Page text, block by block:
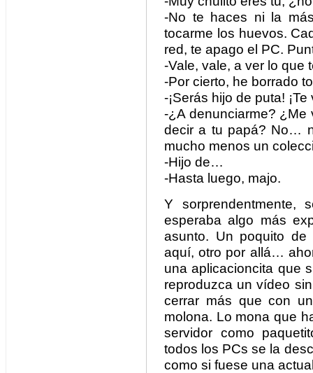
-No te haces ni la
tocarme los huevos.
red, te apago el PC.
-Vale, vale, a ver lo que
-Por cierto, he borrado
-¡Serás hijo de puta!
-¿A denunciarme?
decir a tu papá? No…
mucho menos un
-Hijo de…
-Hasta luego, majo.
Y sorprendentmente,
esperaba algo más
asunto. Un poquito
aquí, otro por allá…
una aplicacioncita que
reproduzca un vídeo
cerrar más que con
molona. Lo mona que
servidor como
todos los PCs se la
como si fuese una